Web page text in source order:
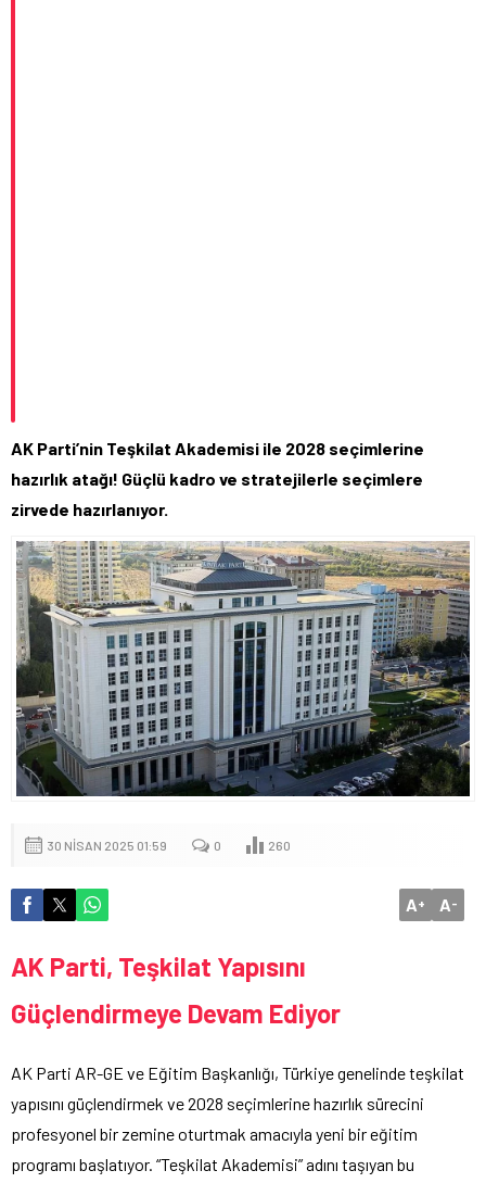
AK Parti’nin Teşkilat Akademisi ile 2028 seçimlerine
hazırlık atağı! Güçlü kadro ve stratejilerle seçimlere
zirvede hazırlanıyor.
30 NISAN 2025 01:59 0 260
A+ A-
AK Parti, Teşkilat Yapısını
Güçlendirmeye Devam Ediyor
AK Parti AR-GE ve Eğitim Başkanlığı, Türkiye genelinde teşkilat
yapısını güçlendirmek ve 2028 seçimlerine hazırlık sürecini
profesyonel bir zemine oturtmak amacıyla yeni bir eğitim
programı başlatıyor. “Teşkilat Akademisi” adını taşıyan bu